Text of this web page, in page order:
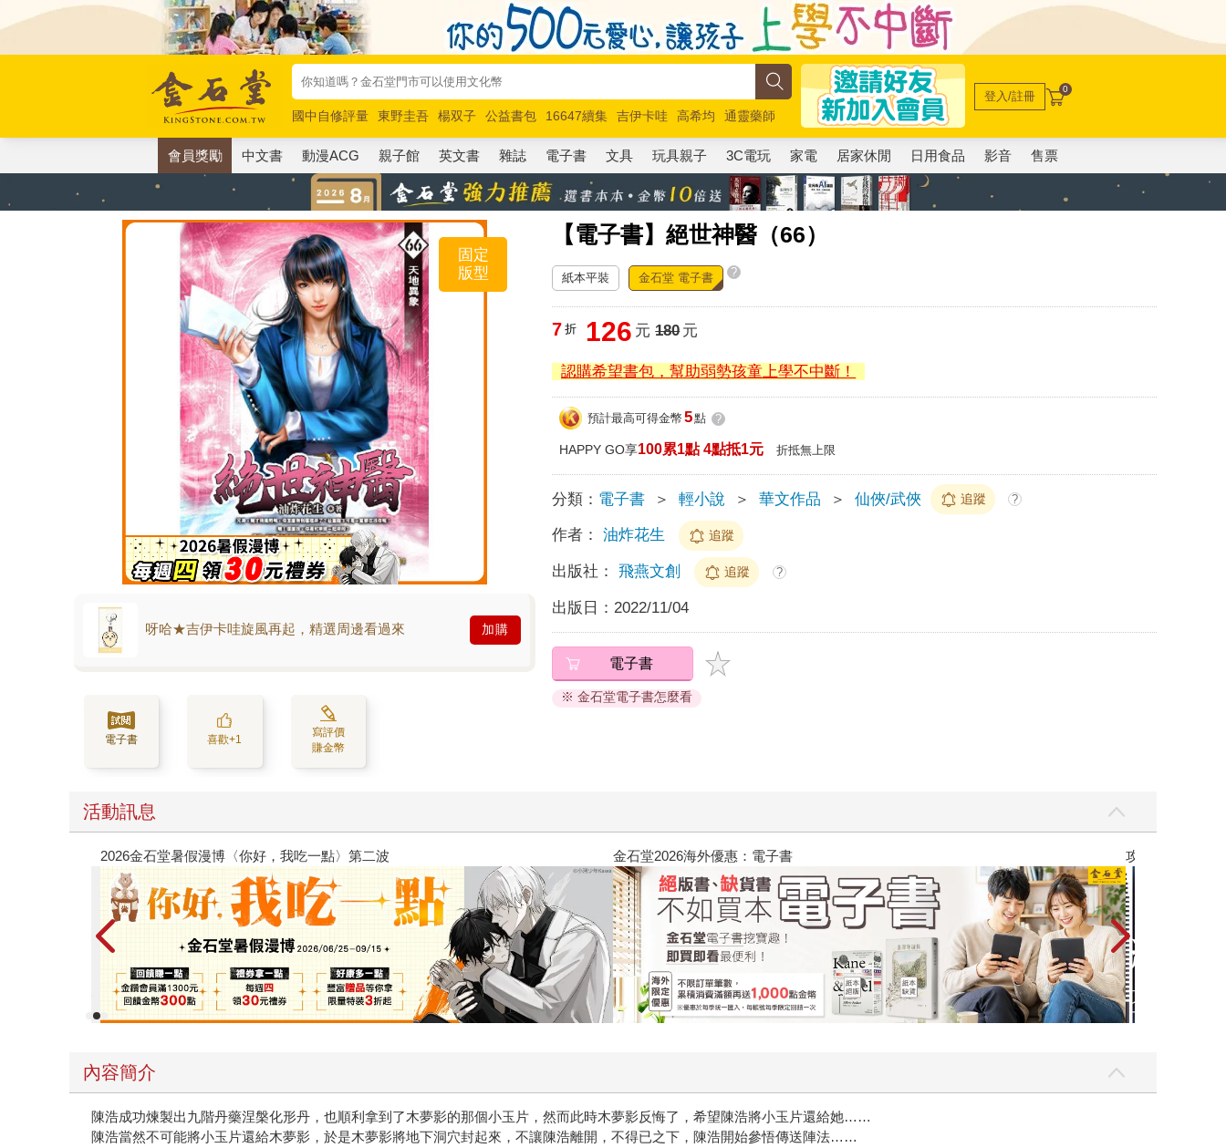
國中自修評量 東野圭吾 楊双子 公益書包 16647續集 吉伊卡哇 高希均
通靈藥師
唯紅花綻放
奧德賽 路邊攤新作 馬斯克 玩具總動員5 超慢跑
登入/註冊 0
會員獎勵 中文書 動漫ACG 親子館 英文書 雜誌 電子書 文具 玩具親子 3C電玩 家電 居家休閒 日用食品 影音 售票
【電子書】絕世神醫（66）
固定
版型
呀哈★吉伊卡哇旋風再起，精選周邊看過來 加購
電子書 喜歡+1
寫評價
賺金幣
紙本平裝 金石堂 電子書 ?
7 折 126 元 180元
認購希望書包，幫助弱勢孩童上學不中斷！
預計最高可得金幣 5點 ?
HAPPY GO享100累1點 4點抵1元 折抵無上限
分類： 電子書 ＞ 輕小說 ＞ 華文作品 ＞ 仙俠/武俠 追蹤 ?
作者： 油炸花生 追蹤
出版社： 飛燕文創 追蹤 ?
出版日： 2022/11/04
電子書
※ 金石堂電子書怎麼看
活動訊息
堂暑假漫博〈你好，我吃一點〉第二波 金石堂2026海外優惠：電子書 攻殼機動隊 (1995) 4K數位修復版
內容簡介
陳浩成功煉製出九階丹藥涅槃化形丹，也順利拿到了木夢影的那個小玉片，然而此時木夢影反悔了，希望陳浩將小玉片還給她……
陳浩當然不可能將小玉片還給木夢影，於是木夢影將地下洞穴封起來，不讓陳浩離開，不得已之下，陳浩開始參悟傳送陣法……